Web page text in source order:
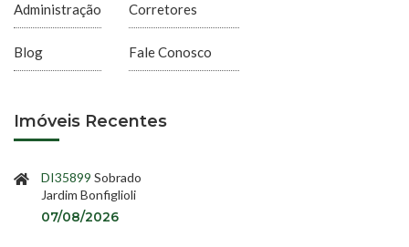
Administração
Blog
Corretores
Fale Conosco
Imóveis Recentes
DI35899 Sobrado
Jardim Bonfiglioli
07/08/2026